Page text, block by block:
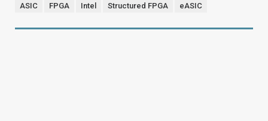
ASIC FPGA Intel Structured FPGA eASIC